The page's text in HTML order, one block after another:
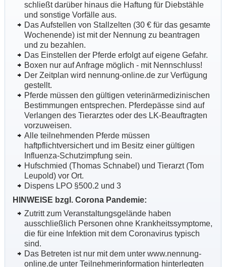
schließt darüber hinaus die Haftung für Diebstähle
und sonstige Vorfälle aus.
Das Aufstellen von Stallzelten (30 € für das gesamte
Wochenende) ist mit der Nennung zu beantragen
und zu bezahlen.
Das Einstellen der Pferde erfolgt auf eigene Gefahr.
Boxen nur auf Anfrage möglich - mit Nennschluss!
Der Zeitplan wird nennung-online.de zur Verfügung
gestellt.
Pferde müssen den gültigen veterinärmedizinischen
Bestimmungen entsprechen. Pferdepässe sind auf
Verlangen des Tierarztes oder des LK-Beauftragten
vorzuweisen.
Alle teilnehmenden Pferde müssen
haftpflichtversichert und im Besitz einer gültigen
Influenza-Schutzimpfung sein.
Hufschmied (Thomas Schnabel) und Tierarzt (Tom
Leupold) vor Ort.
Dispens LPO §500.2 und 3
HINWEISE bzgl. Corona Pandemie:
Zutritt zum Veranstaltungsgelände haben
ausschließlich Personen ohne Krankheitssymptome,
die für eine Infektion mit dem Coronavirus typisch
sind.
Das Betreten ist nur mit dem unter www.nennung-
online.de unter Teilnehmerinformation hinterlegten